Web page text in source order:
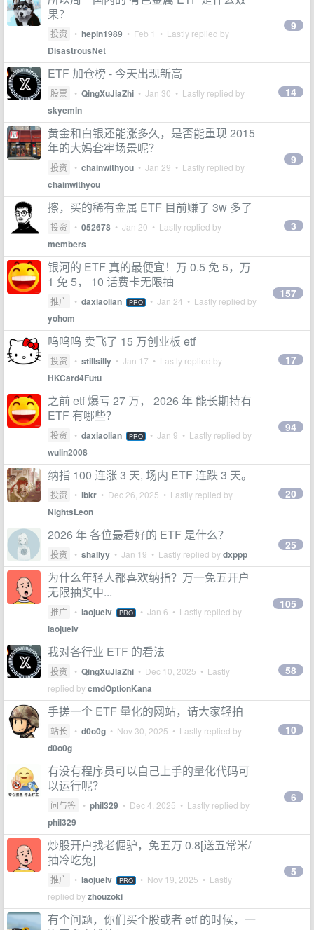
果？
投资 • hepin1989 • Feb 1 • Lastly replied by
DisastrousNet
9
ETF 加仓榜 - 今天出现新高
股票 • QingXuJiaZhi • Jan 30 • Lastly replied by
skyemin
14
黄金和白银还能涨多久，是否能重现 2015
年的大妈套牢场景呢？
投资 • chainwithyou • Jan 29 • Lastly replied by
chainwithyou
9
擦，买的稀有金属 ETF 目前赚了 3w 多了
投资 • 052678 • Jan 20 • Lastly replied by
members
3
银河的 ETF 真的最便宜！万 0.5 免 5，万
1 免 5， 10 话费卡无限抽
推广 • daxiaolian PRO • Jan 24 • Lastly replied by
yohom
157
呜呜呜 卖飞了 15 万创业板 etf
投资 • stillsilly • Jan 17 • Lastly replied by
HKCard4Futu
17
之前 etf 爆亏 27 万， 2026 年 能长期持有
ETF 有哪些？
投资 • daxiaolian PRO • Jan 9 • Lastly replied by
wulin2008
94
纳指 100 连涨 3 天, 场内 ETF 连跌 3 天。
投资 • ibkr • Dec 26, 2025 • Lastly replied by
NightsLeon
20
2026 年 各位最看好的 ETF 是什么？
投资 • shallyy • Jan 19 • Lastly replied bydxppp
25
为什么年轻人都喜欢纳指？万一免五开户
无限抽奖中...
推广 • laojuelv PRO • Jan 6 • Lastly replied by
laojuelv
105
我对各行业 ETF 的看法
投资 • QingXuJiaZhi • Dec 10, 2025 • Lastly
replied bycmdOptionKana
58
手搓一个 ETF 量化的网站，请大家轻拍
站长 • d0o0g • Nov 30, 2025 • Lastly replied by
d0o0g
10
有没有程序员可以自己上手的量化代码可
以运行呢？
问与答 • phil329 • Dec 4, 2025 • Lastly replied by
phil329
6
炒股开户找老倔驴，免五万 0.8[送五常米/
抽冷吃兔]
推广 • laojuelv PRO • Nov 19, 2025 • Lastly
replied byzhouzoki
5
有个问题，你们买个股或者 etf 的时候，一